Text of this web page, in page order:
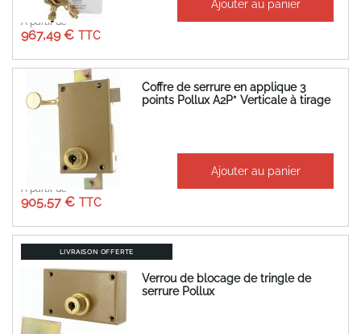
À partir de
967,49 €
Ajouter au panier
Coffre de serrure en applique 3
points Pollux A2P* Verticale à tirage
À partir de
905,57 €
Ajouter au panier
LIVRAISON OFFERTE
Verrou de blocage de tringle de
serrure Pollux